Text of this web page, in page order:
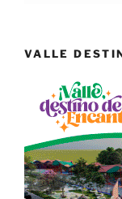
VALLE